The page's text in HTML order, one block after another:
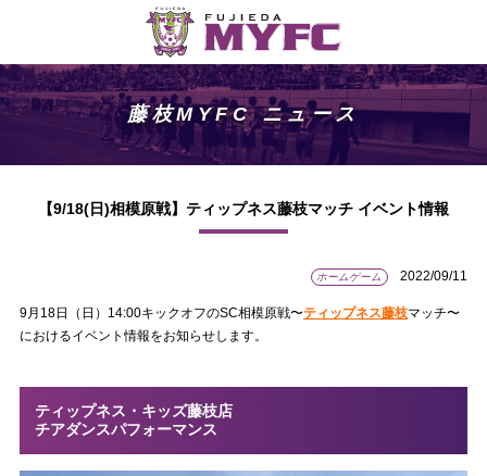
藤枝MYFC ニュース
【9/18(日)相模原戦】ティップネス藤枝マッチ イベント情報
ホームゲーム 2022/09/11
9月18日（日）14:00キックオフのSC相模原戦〜ティップネス藤枝マッチ〜
におけるイベント情報をお知らせします。
ティップネス・キッズ藤枝店
チアダンスパフォーマンス